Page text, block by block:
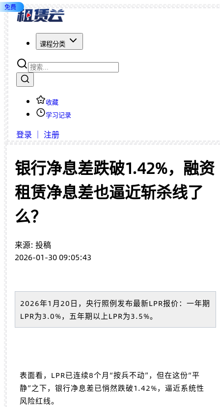
课程分类
收藏
学习记录
登录 ｜ 注册
银行净息差跌破1.42%，融资
租赁净息差也逼近斩杀线了
么？
来源: 投稿
2026-01-30 09:05:43
2026年1月20日，央行照例发布最新LPR报价：一年期
LPR为3.0%，五年期以上LPR为3.5%。
表面看，LPR已连续8个月“按兵不动”，但在这份“平
静”之下，银行净息差已悄然跌破1.42%，逼近系统性
风险红线。
免费